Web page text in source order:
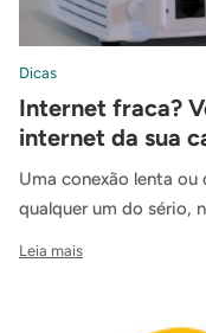
Dicas
Internet fraca?
internet da sua
Uma conexão lenta
qualquer um do sério,
Leia mais